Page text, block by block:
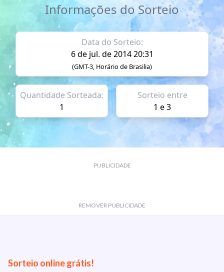
Informações do Sorteio
Data do Sorteio:
6 de jul. de 2014 20:31
(GMT-3, Horário de Brasilia)
Quantidade Sorteada:
1
Sorteio entre
1 e 3
PUBLICIDADE
REMOVER PUBLICIDADE
Sorteio online grátis!